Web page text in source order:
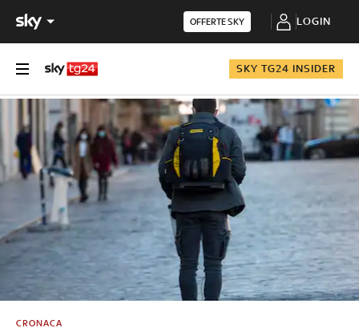
OFFERTE SKY LOGIN
SKY TG24 INSIDER
CRONACA